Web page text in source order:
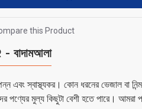
this Product
স্বাস্থ্যকর। কোন ধরনের ভেজাল বা
পণ্যের মুল্য কিছুটা বেশী হতে পারে।